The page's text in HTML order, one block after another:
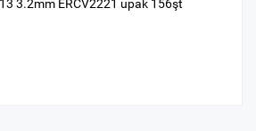
3.2mm ERCV2221 upak 156şt